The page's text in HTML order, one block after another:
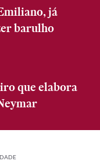
já
barulho
que elabora